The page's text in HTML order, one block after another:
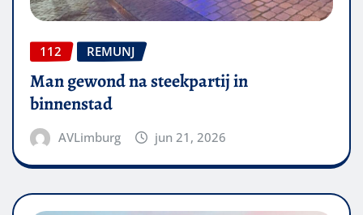
112 REMUNJ
Man gewond na steekpartij in
binnenstad
AVLimburg jun 21, 2026